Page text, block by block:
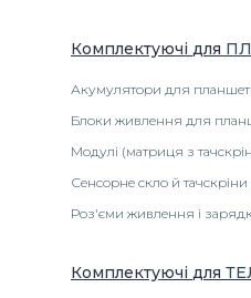
Комплектуючі для
Акумулятори для
Блоки живлення для
Модулі (матриця з
Сенсорне скло й
Роз'єми живлення і
Комплектуючі для